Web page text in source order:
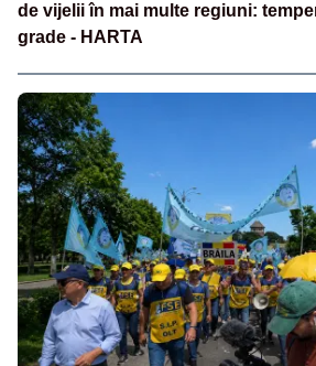
de vijelii în mai multe regiuni:
grade - HARTA